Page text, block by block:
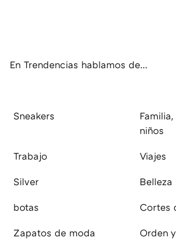
En Trendencias hablamos de...
Sneakers
niños
Trabajo Viajes
Silver Belleza
botas Cortes
Zapatos de moda Orden